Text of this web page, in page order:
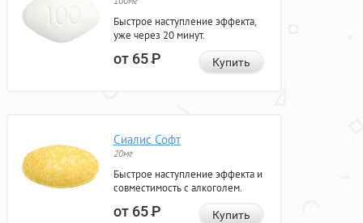
Быстрое наступление эффекта,
уже через 20 минут.
от 65Р Купить
Сиалис Софт
20мг
Быстрое наступление эффекта и
совместимость с алкоголем.
от 65Р Купить